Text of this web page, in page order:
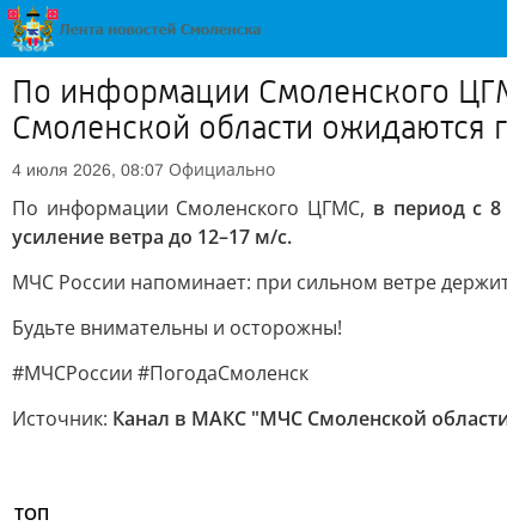
По информации Смоленского
Смоленской области ожидаются
4 июля 2026, 08:07 Официально
По информации Смоленского ЦГМС, в период с
усиление ветра до 12–17 м/с.
МЧС России напоминает: при сильном ветре
Будьте внимательны и осторожны!
#МЧСРоссии #ПогодаСмоленск
Источник: Канал в МАКС "МЧС Смоленской
ТОП